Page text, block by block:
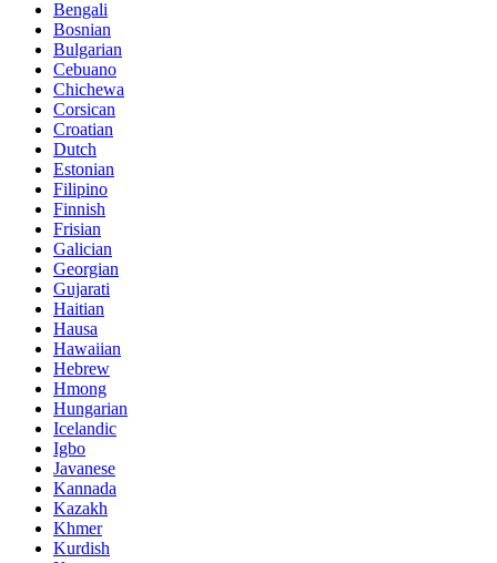
Bengali
Bosnian
Bulgarian
Cebuano
Chichewa
Corsican
Croatian
Dutch
Estonian
Filipino
Finnish
Frisian
Galician
Georgian
Gujarati
Haitian
Hausa
Hawaiian
Hebrew
Hmong
Hungarian
Icelandic
Igbo
Javanese
Kannada
Kazakh
Khmer
Kurdish